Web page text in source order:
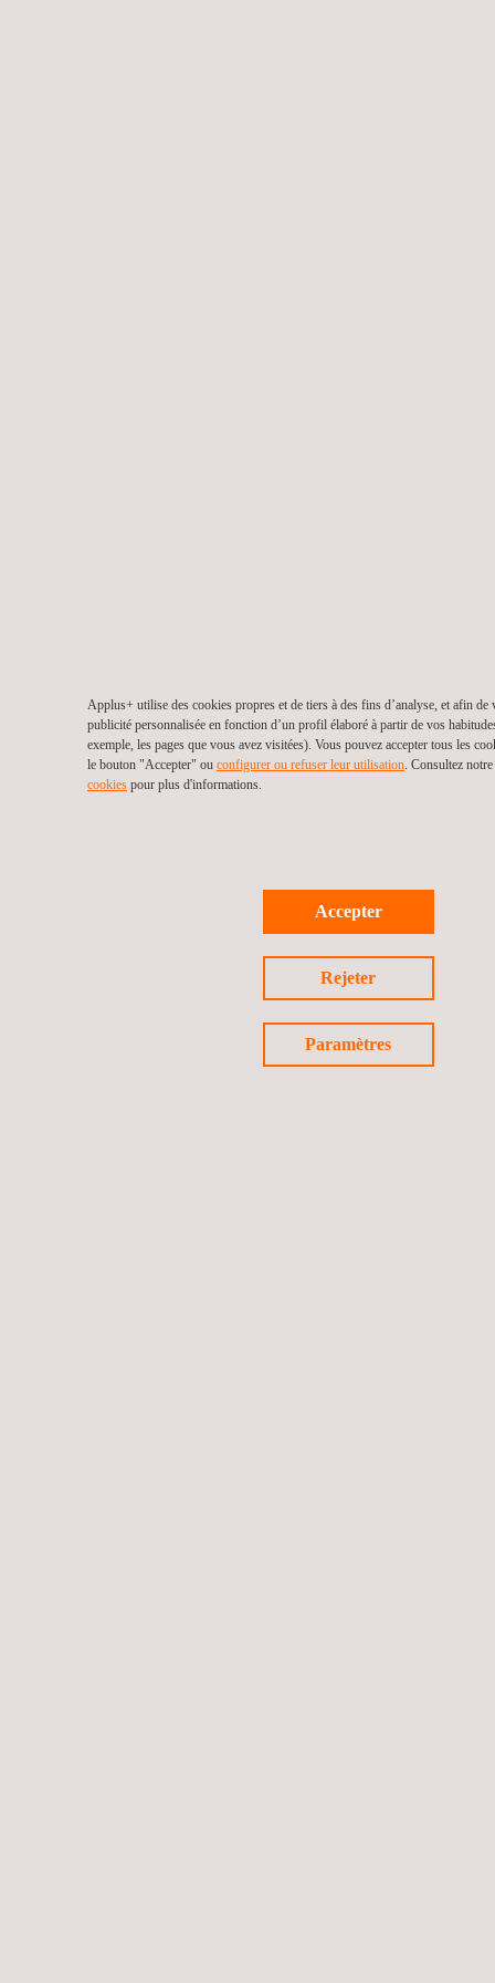
Applus+ utilise des cookies propres et de tiers à des fins d’analyse, et afin de
publicité personnalisée en fonction d’un profil élaboré à partir de vos
exemple, les pages que vous avez visitées). Vous pouvez accepter tous les
le bouton "Accepter" ou configurer ou refuser leur utilisation. Consultez notre
cookies pour plus d'informations.
Accepter
Rejeter
Paramètres